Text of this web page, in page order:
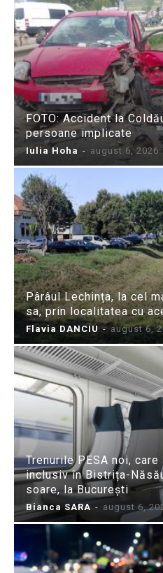
FOTO: Accident la
persoane implicate
Iulia Hoha - august 6, 2026
Pârâul Lechința, la cel
sa, prin localitatea cu
Flavia DANCIU - august 6,
Trenurile PESA noi,
inclusiv în Bistrița-
soare, la București
Bianca SARA - august 6,